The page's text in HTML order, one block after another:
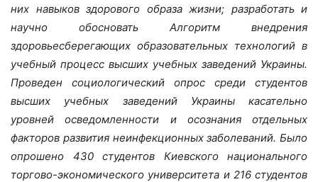
них навыков здорового образа жизни; разработать и
научно обосновать Алгоритм внедрения
здоровьесберегающих образовательных технологий в
учебный процесс высших учебных заведений Украины.
Проведен социологический опрос среди студентов
высших учебных заведений Украины касательно
уровней осведомленности и осознания отдельных
факторов развития неинфекционных заболеваний. Было
опрошено 430 студентов Киевского национального
торгово-экономического университета и 216 студентов